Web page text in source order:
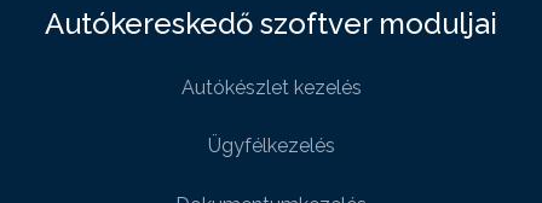
Autókereskedő szoftver moduljai
Autókészlet kezelés
Ügyfélkezelés